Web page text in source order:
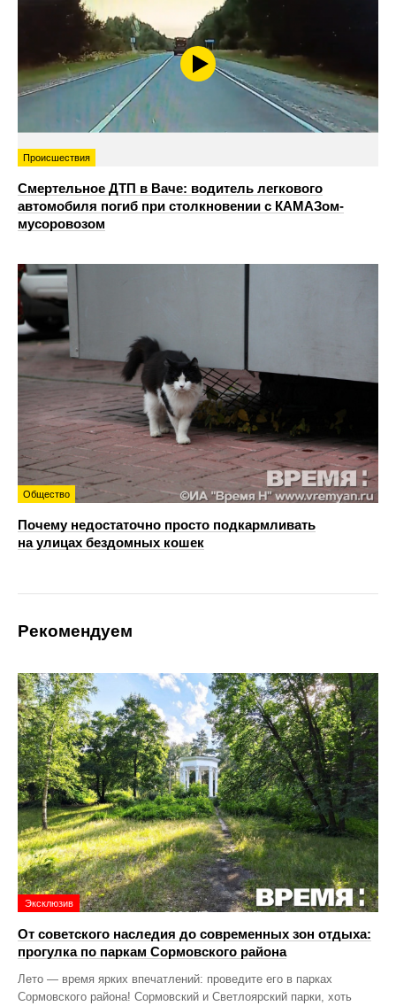
Происшествия
Смертельное ДТП в Ваче: водитель легкового
автомобиля погиб при столкновении с КАМАЗом-
мусоровозом
Общество
Почему недостаточно просто подкармливать
на улицах бездомных кошек
Рекомендуем
Эксклюзив
От советского наследия до современных зон отдыха:
прогулка по паркам Сормовского района
Лето — время ярких впечатлений: проведите его в парках
Сормовского района! Сормовский и Светлоярский парки, хоть